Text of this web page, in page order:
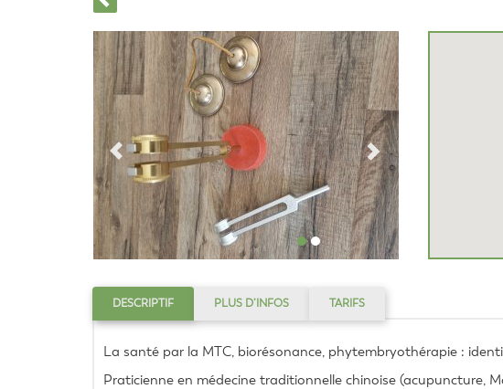
DESCRIPTIF PLUS D’INFOS TARIFS
La santé par la MTC, biorésonance, phytembryothérapie :
Praticienne en médecine traditionnelle chinoise (acupuncture,